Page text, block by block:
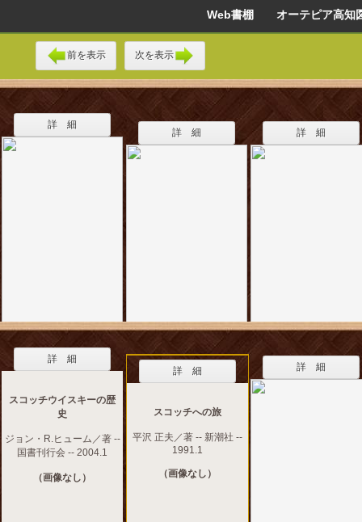
Web書棚 オーテピア高知
前を表示 次を表示
詳 細
詳 細 詳 細
詳 細
スコッチウイスキーの歴
史
ジョン・R.ヒューム／著 --
国書刊行会 -- 2004.1
（画像なし）
詳 細
スコッチへの旅
平沢 正夫／著 -- 新潮社 --
1991.1
（画像なし）
詳 細